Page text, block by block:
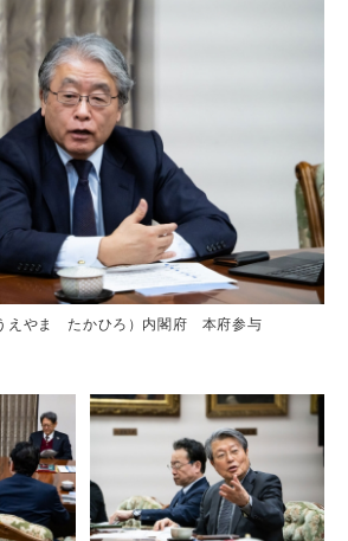
えやま たかひろ）内閣府 本府参与